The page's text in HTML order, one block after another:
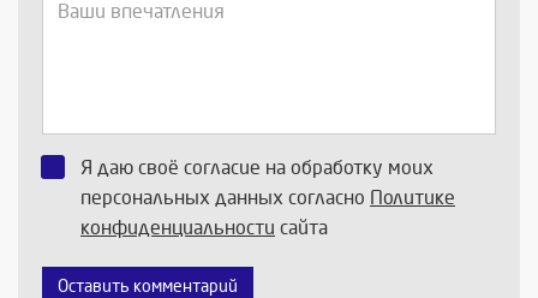
Я даю своё согласие на обработку моих
персональных данных согласно Политике
конфиденциальности сайта
Оставить комментарий